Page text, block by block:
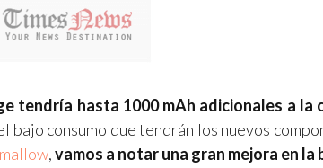
tendría hasta 1000 mAh adicionales a la
bajo consumo que tendrán los nuevos
,vamos a notar una gran mejora en la